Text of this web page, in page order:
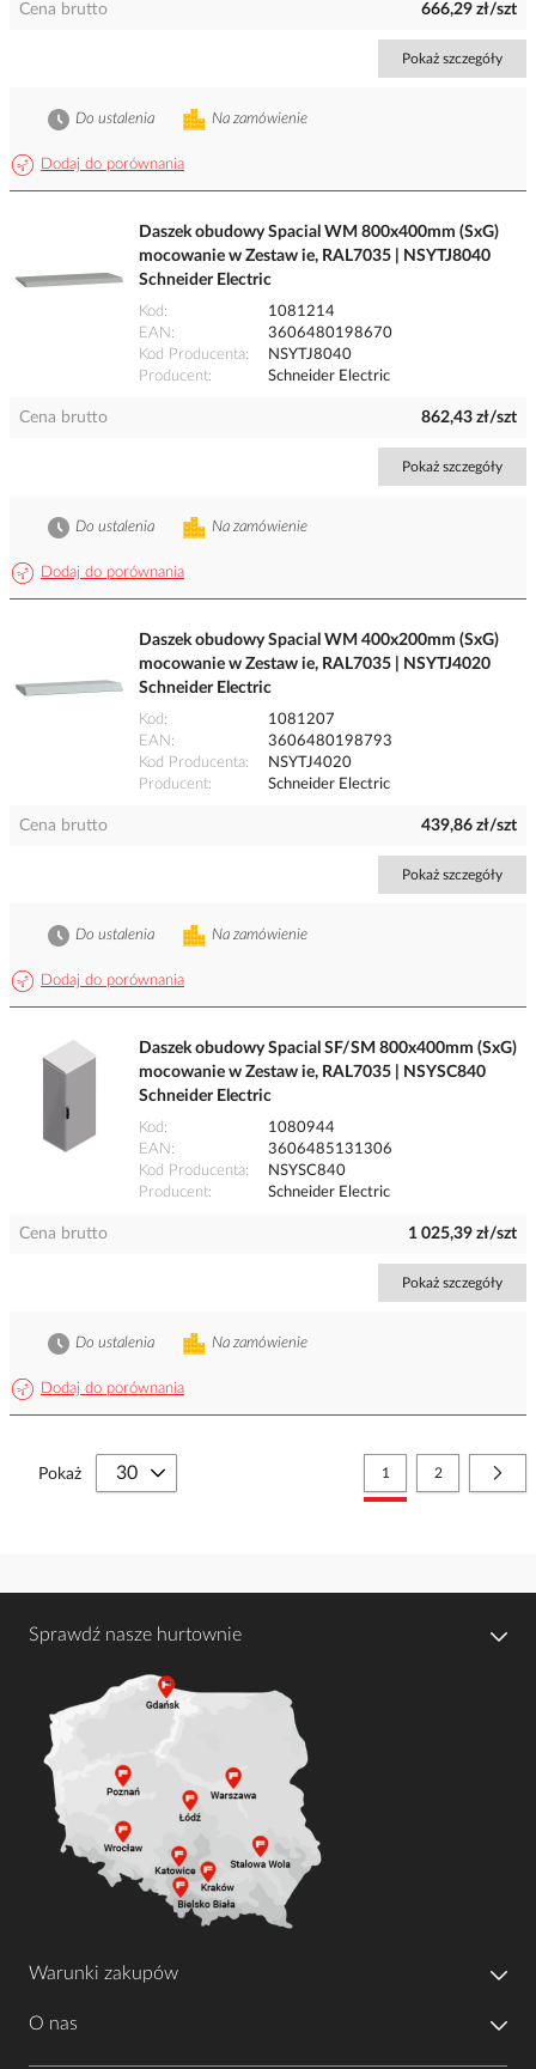
Cena brutto 666,29 zł/szt
Pokaż szczegóły
Dodaj do porównania
Na zamówienie
Do ustalenia
Daszek obudowy Spacial WM 800x400mm (SxG)
mocowanie w Zestaw ie, RAL7035 | NSYTJ8040
Schneider Electric
Kod
1081214
EAN
3606480198670
Kod Producenta
NSYTJ8040
Producent
Schneider Electric
Cena brutto 862,43 zł/szt
Pokaż szczegóły
Dodaj do porównania
Na zamówienie
Do ustalenia
Daszek obudowy Spacial WM 400x200mm (SxG)
mocowanie w Zestaw ie, RAL7035 | NSYTJ4020
Schneider Electric
Kod
1081207
EAN
3606480198793
Kod Producenta
NSYTJ4020
Producent
Schneider Electric
Cena brutto 439,86 zł/szt
Pokaż szczegóły
Dodaj do porównania
Na zamówienie
Do ustalenia
Daszek obudowy Spacial SF/SM 800x400mm (SxG)
mocowanie w Zestaw ie, RAL7035 | NSYSC840
Schneider Electric
Kod
1080944
EAN
3606485131306
Kod Producenta
NSYSC840
Producent
Schneider Electric
Cena brutto 1 025,39 zł/szt
Pokaż szczegóły
Dodaj do porównania
Na zamówienie
Do ustalenia
Strona
Aktualnie czytasz stronę
1 Strona
2
Pokaż
Sprawdź nasze hurtownie
Warunki zakupów
O nas